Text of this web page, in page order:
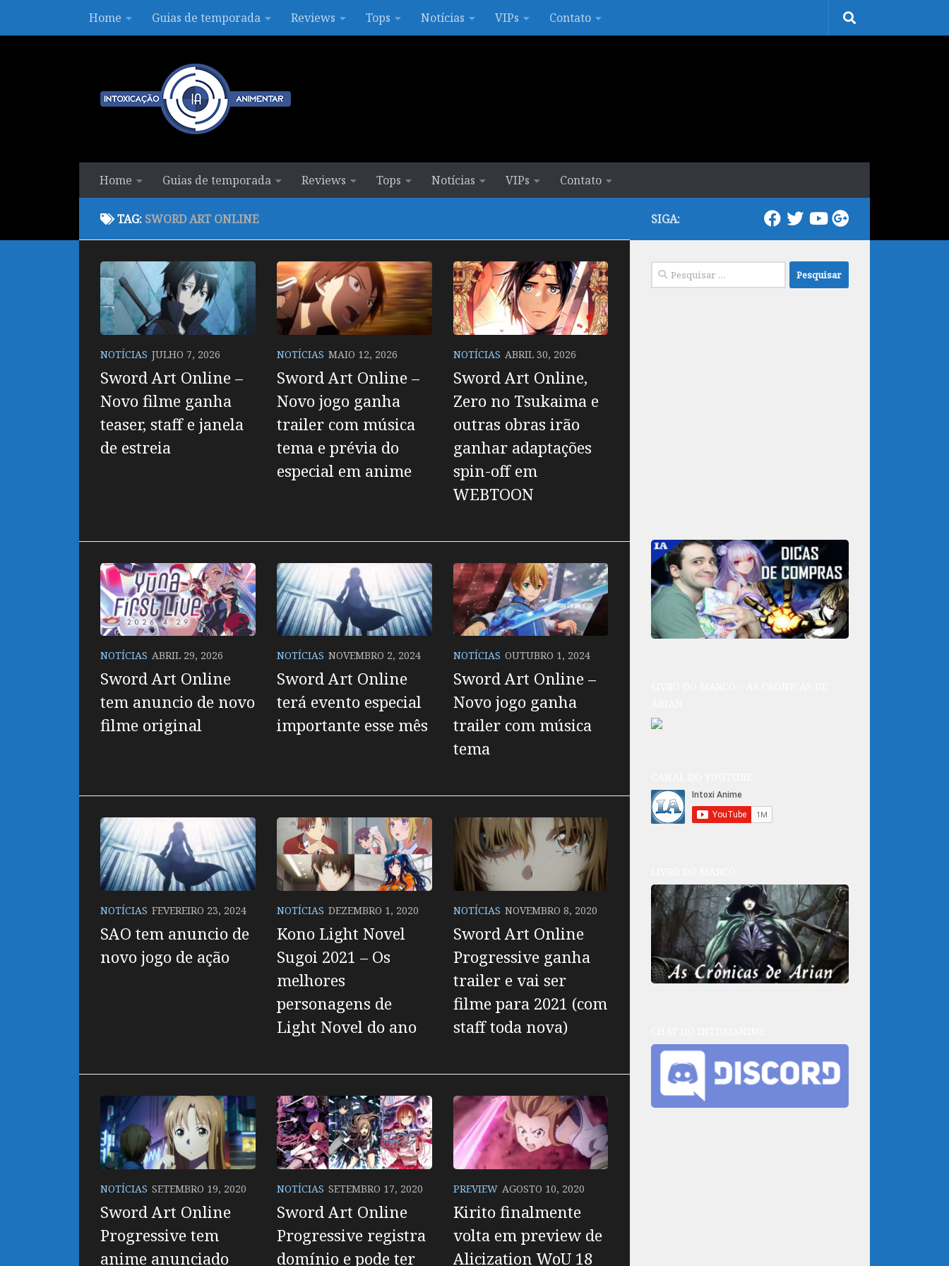
Skip to contentHome Guias de temporada Reviews Tops Notícias VIPs Contato
Home Guias de temporada Reviews Tops Notícias VIPs Contato
TAG: SWORD ART ONLINE
NOTÍCIAS JULHO 7, 2026
Sword Art Online –
Novo filme ganha
teaser, staff e janela
de estreia
NOTÍCIAS MAIO 12, 2026
Sword Art Online –
Novo jogo ganha
trailer com música
tema e prévia do
especial em anime
NOTÍCIAS ABRIL 30, 2026
Sword Art Online,
Zero no Tsukaima e
outras obras irão
ganhar adaptações
spin-off em
WEBTOON
NOTÍCIAS ABRIL 29, 2026
Sword Art Online
tem anuncio de novo
filme original
NOTÍCIAS NOVEMBRO 2, 2024
Sword Art Online
terá evento especial
importante esse mês
NOTÍCIAS OUTUBRO 1, 2024
Sword Art Online –
Novo jogo ganha
trailer com música
tema
NOTÍCIAS FEVEREIRO 23, 2024
SAO tem anuncio de
novo jogo de ação
NOTÍCIAS DEZEMBRO 1, 2020
Kono Light Novel
Sugoi 2021 – Os
melhores
personagens de
Light Novel do ano
NOTÍCIAS NOVEMBRO 8, 2020
Sword Art Online
Progressive ganha
trailer e vai ser
filme para 2021 (com
staff toda nova)
NOTÍCIAS SETEMBRO 19, 2020
Sword Art Online
Progressive tem
anime anunciado
NOTÍCIAS SETEMBRO 17, 2020
Sword Art Online
Progressive registra
domínio e pode ter
PREVIEW AGOSTO 10, 2020
Kirito finalmente
volta em preview de
Alicization WoU 18
SIGA:
Pesquisar
por: